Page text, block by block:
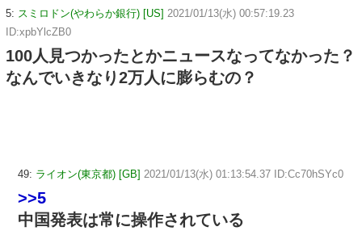
5: スミロドン(やわらか銀行) [US] 2021/01/13(水) 00:57:19.23
ID:xpbYlcZB0
100人見つかったとかニュースなってなかった？
なんでいきなり2万人に膨らむの？
49: ライオン(東京都) [GB] 2021/01/13(水) 01:13:54.37 ID:Cc70hSYc0
>>5
中国発表は常に操作されている